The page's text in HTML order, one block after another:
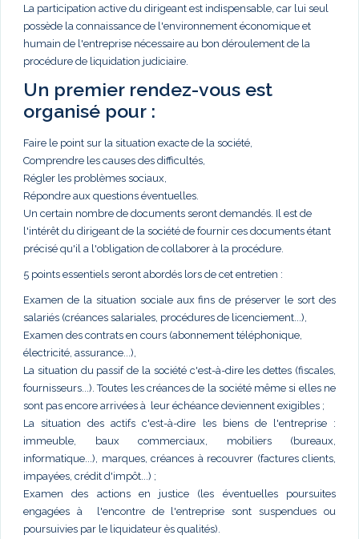
La participation active du dirigeant est indispensable, car lui seul
possède la connaissance de l'environnement économique et
humain de l'entreprise nécessaire au bon déroulement de la
procédure de liquidation judiciaire.
Un premier rendez-vous est
organisé pour :
Faire le point sur la situation exacte de la société,
Comprendre les causes des difficultés,
Régler les problèmes sociaux,
Répondre aux questions éventuelles.
Un certain nombre de documents seront demandés. Il est de
l'intérêt du dirigeant de la société de fournir ces documents étant
précisé qu'il a l'obligation de collaborer à la procédure.
5 points essentiels seront abordés lors de cet entretien :
Examen de la situation sociale aux fins de préserver le sort des
salariés (créances salariales, procédures de licenciement...),
Examen des contrats en cours (abonnement téléphonique,
électricité, assurance...),
La situation du passif de la société c'est-à-dire les dettes (fiscales,
fournisseurs...). Toutes les créances de la société même si elles ne
sont pas encore arrivées à leur échéance deviennent exigibles ;
La situation des actifs c'est-à-dire les biens de l'entreprise :
immeuble, baux commerciaux, mobiliers (bureaux,
informatique...), marques, créances à recouvrer (factures clients,
impayées, crédit d'impôt...) ;
Examen des actions en justice (les éventuelles poursuites
engagées à l'encontre de l'entreprise sont suspendues ou
poursuivies par le liquidateur ès qualités).